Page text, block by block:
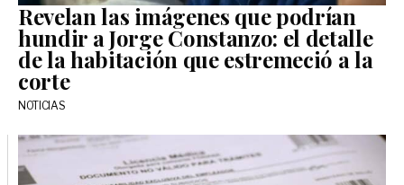
Revelan las imágenes que podrían
hundir a Jorge Constanzo: el detalle
de la habitación que estremeció a la
corte
NOTICIAS